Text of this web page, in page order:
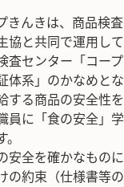
きんきは、商品検
協と共同で運用して
査センター「コー
体系」のかなめとな
する商品の安全性
員に「食の安全」
安全を確かなもの
の約束（仕様書等